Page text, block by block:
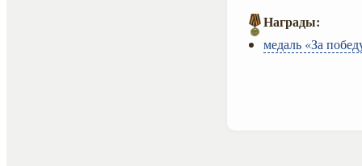
Награды:
медаль «За